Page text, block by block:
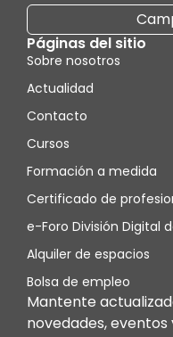
Páginas del sitio
Sobre nosotros
Actualidad
Contacto
Cursos
Formación a medida
Certificado de
e-Foro División Digital
Alquiler de espacios
Bolsa de empleo
Mantente
novedades,